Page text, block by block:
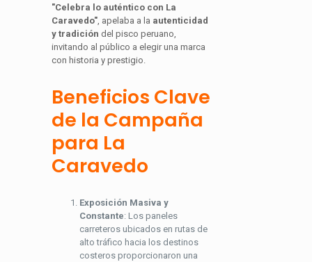
"Celebra lo auténtico con La
Caravedo" , apelaba a la autenticidad
y tradición del pisco peruano,
invitando al público a elegir una marca
con historia y prestigio.
Beneficios Clave
de la Campaña
para La
Caravedo
Exposición Masiva y
Constante: Los paneles
carreteros ubicados en rutas de
alto tráfico hacia los destinos
costeros proporcionaron una